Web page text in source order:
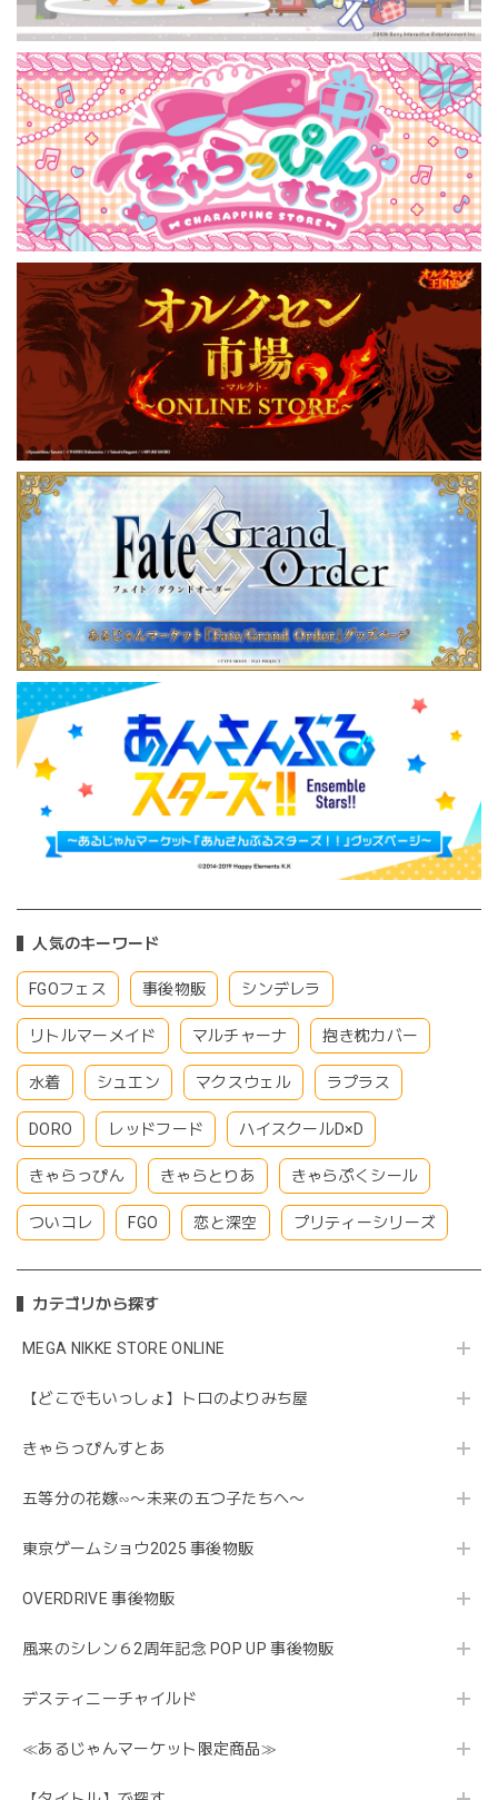
人気のキーワード
FGOフェス 事後物販 シンデレラ
リトルマーメイド マルチャーナ 抱き枕カバー
水着 シュエン マクスウェル ラプラス
DORO レッドフード ハイスクールD×D
きゃらっぴん きゃらとりあ きゃらぷくシール
ついコレ FGO 恋と深空 プリティーシリーズ
カテゴリから探す
MEGA NIKKE STORE ONLINE
【どこでもいっしょ】トロのよりみち屋
きゃらっぴんすとあ
五等分の花嫁∽〜未来の五つ子たちへ〜
東京ゲームショウ2025 事後物販
OVERDRIVE 事後物販
風来のシレン６2周年記念 POP UP 事後物販
デスティニーチャイルド
≪あるじゃんマーケット限定商品≫